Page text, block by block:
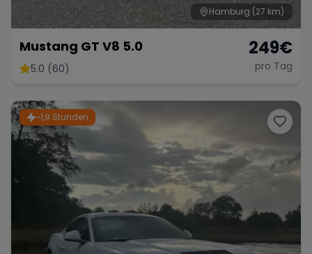
Hamburg (27 km)
Mustang GT V8 5.0
5.0 (60)
249€
pro Tag
~1,9 Stunden